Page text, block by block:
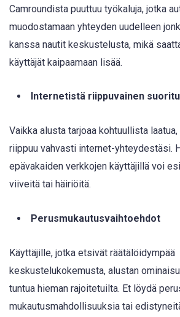
Camroundista puuttuu työkaluja, jotka
muodostamaan yhteyden uudelleen
kanssa nautit keskustelusta, mikä
käyttäjät kaipaamaan lisää.
Internetistä riippuvainen
Vaikka alusta tarjoaa kohtuullista
riippuu vahvasti internet-yhteydestäsi.
epävakaiden verkkojen käyttäjillä voi
viiveitä tai häiriöitä.
Perusmukautusvaihtoehdot
Käyttäjille, jotka etsivät räätälöidympää
keskustelukokemusta, alustan
tuntua hieman rajoitetuilta. Et löydä
mukautusmahdollisuuksia tai